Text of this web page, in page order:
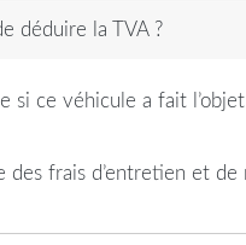
déduire la TVA ?
si ce véhicule a fait
des frais d’entretien et